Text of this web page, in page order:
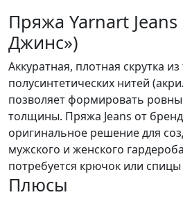
Пряжа Yarnart
Джинс»)
Аккуратная, плотная скрутка
полусинтетических нитей
позволяет формировать
толщины. Пряжа Jeans от
оригинальное решение для
мужского и женского
потребуется крючок или
Плюсы